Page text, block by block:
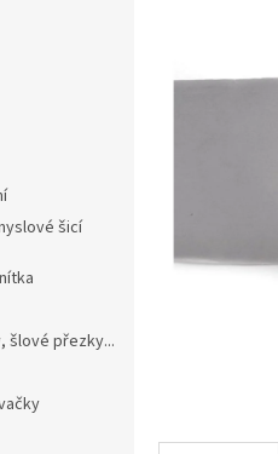
šicí
šlové přezky...